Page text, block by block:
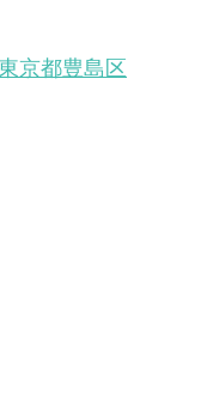
東京都足立区
京都豊島区